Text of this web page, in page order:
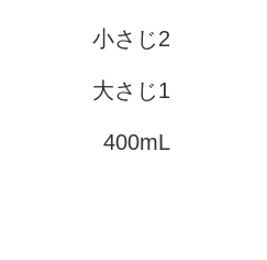
小さじ2
大さじ1
400mL